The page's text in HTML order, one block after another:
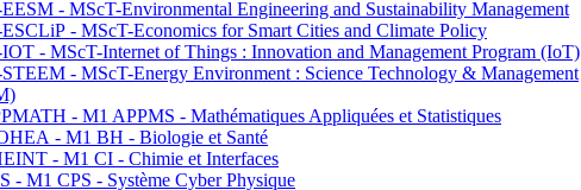
- MScT-Environmental Engineering and Sustainability Management
- MScT-Economics for Smart Cities and Climate Policy
- MScT-Internet of Things : Innovation and Management Program (IoT)
- MScT-Energy Environment : Science Technology & Management
- M1 APPMS - Mathématiques Appliquées et Statistiques
- M1 BH - Biologie et Santé
- M1 CI - Chimie et Interfaces
- M1 CPS - Système Cyber Physique